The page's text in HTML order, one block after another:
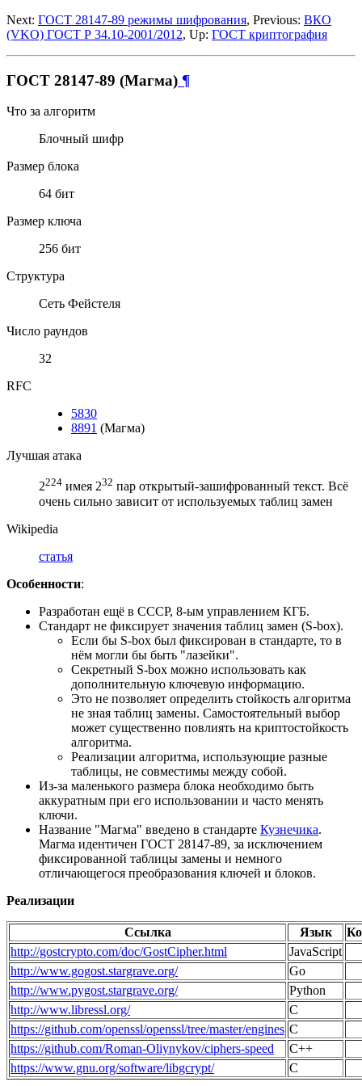
Next: ГОСТ 28147-89 режимы шифрования, Previous: ВКО
(VKO) ГОСТ Р 34.10-2001/2012, Up: ГОСТ криптография
ГОСТ 28147-89 (Магма) ¶
Что за алгоритм
Блочный шифр
Размер блока
64 бит
Размер ключа
256 бит
Структура
Сеть Фейстеля
Число раундов
32
RFC
5830
8891 (Магма)
Лучшая атака
2224 имея 232 пар открытый-зашифрованный текст. Всё
очень сильно зависит от используемых таблиц замен
Wikipedia
статья
Особенности:
Разработан ещё в СССР, 8-ым управлением КГБ.
Стандарт не фиксирует значения таблиц замен (S-box).
Если бы S-box был фиксирован в стандарте, то в
нём могли бы быть "лазейки".
Секретный S-box можно использовать как
дополнительную ключевую информацию.
Это не позволяет определить стойкость алгоритма
не зная таблиц замены. Самостоятельный выбор
может существенно повлиять на криптостойкость
алгоритма.
Реализации алгоритма, использующие разные
таблицы, не совместимы между собой.
Из-за маленького размера блока необходимо быть
аккуратным при его использовании и часто менять
ключи.
Название "Магма" введено в стандарте Кузнечика.
Магма идентичен ГОСТ 28147-89, за исключением
фиксированной таблицы замены и немного
отличающегося преобразования ключей и блоков.
Реализации
Ссылка Язык
http://gostcrypto.com/doc/GostCipher.html
JavaScript
http://www.gogost.stargrave.org/
Go
http://www.pygost.stargrave.org/
Python
http://www.libressl.org/
C
https://github.com/openssl/openssl/tree/master/engines C
https://github.com/Roman-Oliynykov/ciphers-speed
C++
https://www.gnu.org/software/libgcrypt/
C